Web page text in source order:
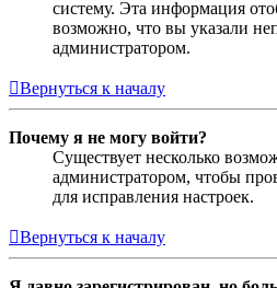
систему. Эта информация
возможно, что вы указали
администратором.
Вернуться к началу
Почему я не могу войти?
Существует несколько
администратором, чтобы
для исправления настроек.
Вернуться к началу